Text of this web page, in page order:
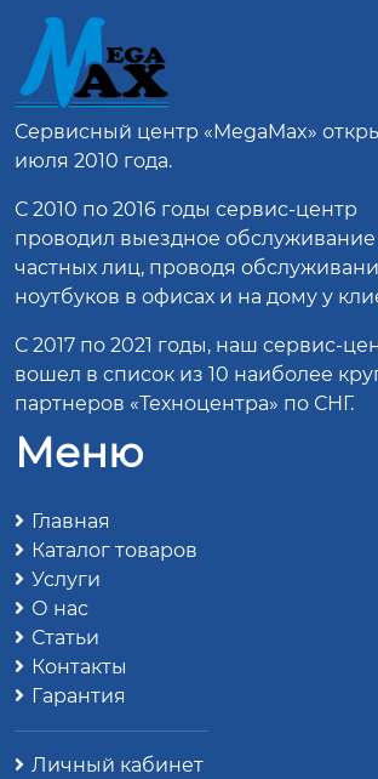
Сервисный центр «MegaMax»
июля 2010 года.
С 2010 по 2016 годы сервис-центр
проводил выездное
частных лиц, проводя
ноутбуков в офисах и на дому у
С 2017 по 2021 годы, наш сервис-
вошел в список из 10 наиболее
партнеров «Техноцентра» по СНГ.
Меню
Главная
Каталог товаров
Услуги
О нас
Статьи
Контакты
Гарантия
Личный кабинет